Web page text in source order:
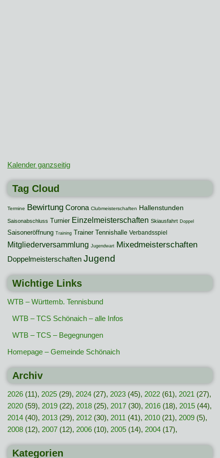
Kalender ganzseitig
Tag Cloud
Termine Bewirtung Corona Clubmeisterschaften Hallenstunden
Saisonabschluss Turnier Einzelmeisterschaften Skiausfahrt Doppel
Saisoneröffnung Training Trainer Tennishalle Verbandsspiel
Mitgliederversammlung Jugendwart Mixedmeisterschaften
Doppelmeisterschaften Jugend
Wichtige Links
WTB – Württemb. Tennisbund
WTB – TCS Schönaich – alle Infos
WTB – TCS – Begegnungen
Homepage – Gemeinde Schönaich
Archiv
2026 (11), 2025 (29), 2024 (27), 2023 (45), 2022 (61), 2021 (27),
2020 (59), 2019 (22), 2018 (25), 2017 (30), 2016 (18), 2015 (44),
2014 (40), 2013 (29), 2012 (30), 2011 (41), 2010 (21), 2009 (5),
2008 (12), 2007 (12), 2006 (10), 2005 (14), 2004 (17),
Kategorien